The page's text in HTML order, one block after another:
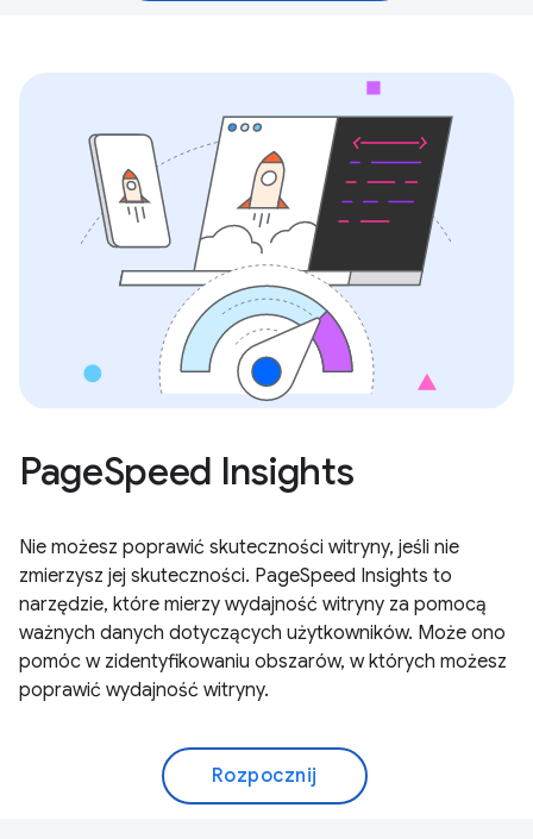
PageSpeed Insights
Nie możesz poprawić skuteczności witryny, jeśli nie
zmierzysz jej skuteczności. PageSpeed Insights to
narzędzie, które mierzy wydajność witryny za pomocą
ważnych danych dotyczących użytkowników. Może ono
pomóc w zidentyfikowaniu obszarów, w których możesz
poprawić wydajność witryny.
Rozpocznij